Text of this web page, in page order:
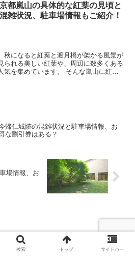
京都嵐山の具体的な紅葉の見頃と
混雑状況、駐車場情報もご紹介！
秋になると紅葉と渡月橋が架かる風景が
られる美しい紅葉や、周辺に数多くある
います。 そんな嵐山に紅葉
帰仁城跡の混雑状況と駐車場情報、お
な割引券はある？
場情報、お
検索 トップ サイドバー